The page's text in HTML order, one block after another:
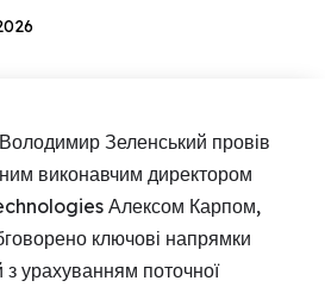
Зеленський провів
виконавчим директором
Алексом Карпом,
ключові напрямки
з урахуванням поточної